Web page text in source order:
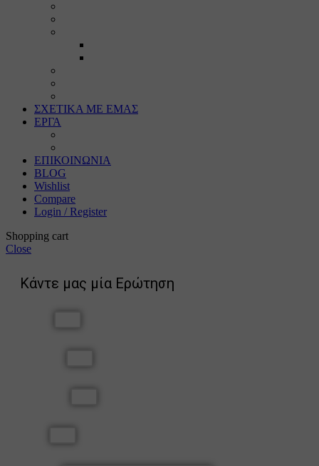
ΣΧΕΤΙΚΑ ΜΕ ΕΜΑΣ
ΕΡΓΑ
ΕΠΙΚΟΙΝΩΝΙΑ
BLOG
Wishlist
Compare
Login / Register
Shopping cart
Close
Κάντε μας μία Ερώτηση